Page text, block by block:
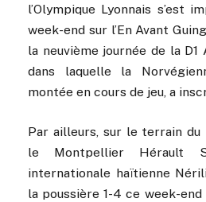
l’Olympique Lyonnais s’est
week-end sur l’En Avant
la neuvième journée de la
dans laquelle la
montée en cours de jeu, a
Par ailleurs, sur le terrain du
le Montpellier Hérault
internationale haïtienne
la poussière 1-4 ce week-